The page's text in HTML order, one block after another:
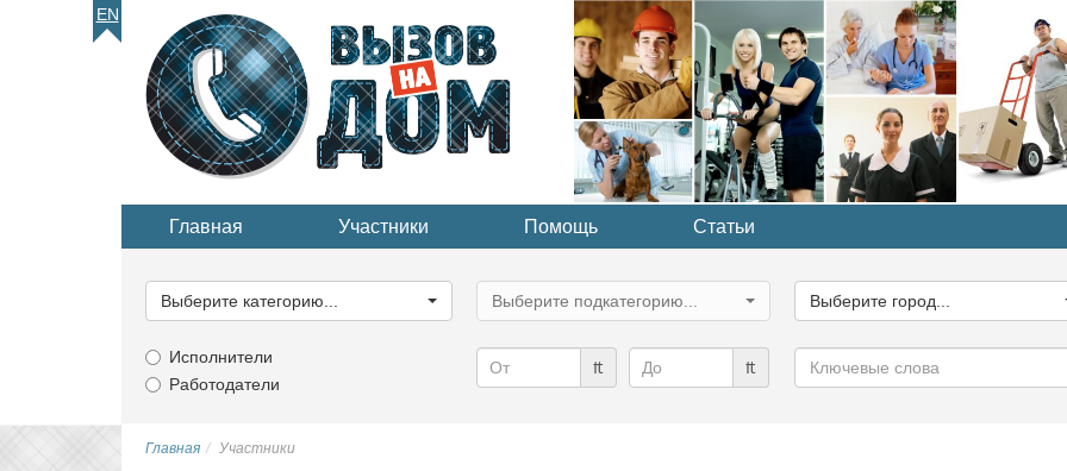
EN
Главная Участники Помощь Статьи
категорию...
Выберите категорию...
категорию...
Выберите подкатегорию...
город...
Выберите город...
Исполнители
Работодатели
₶ ₶
Ключевые
слова
Главная Участники